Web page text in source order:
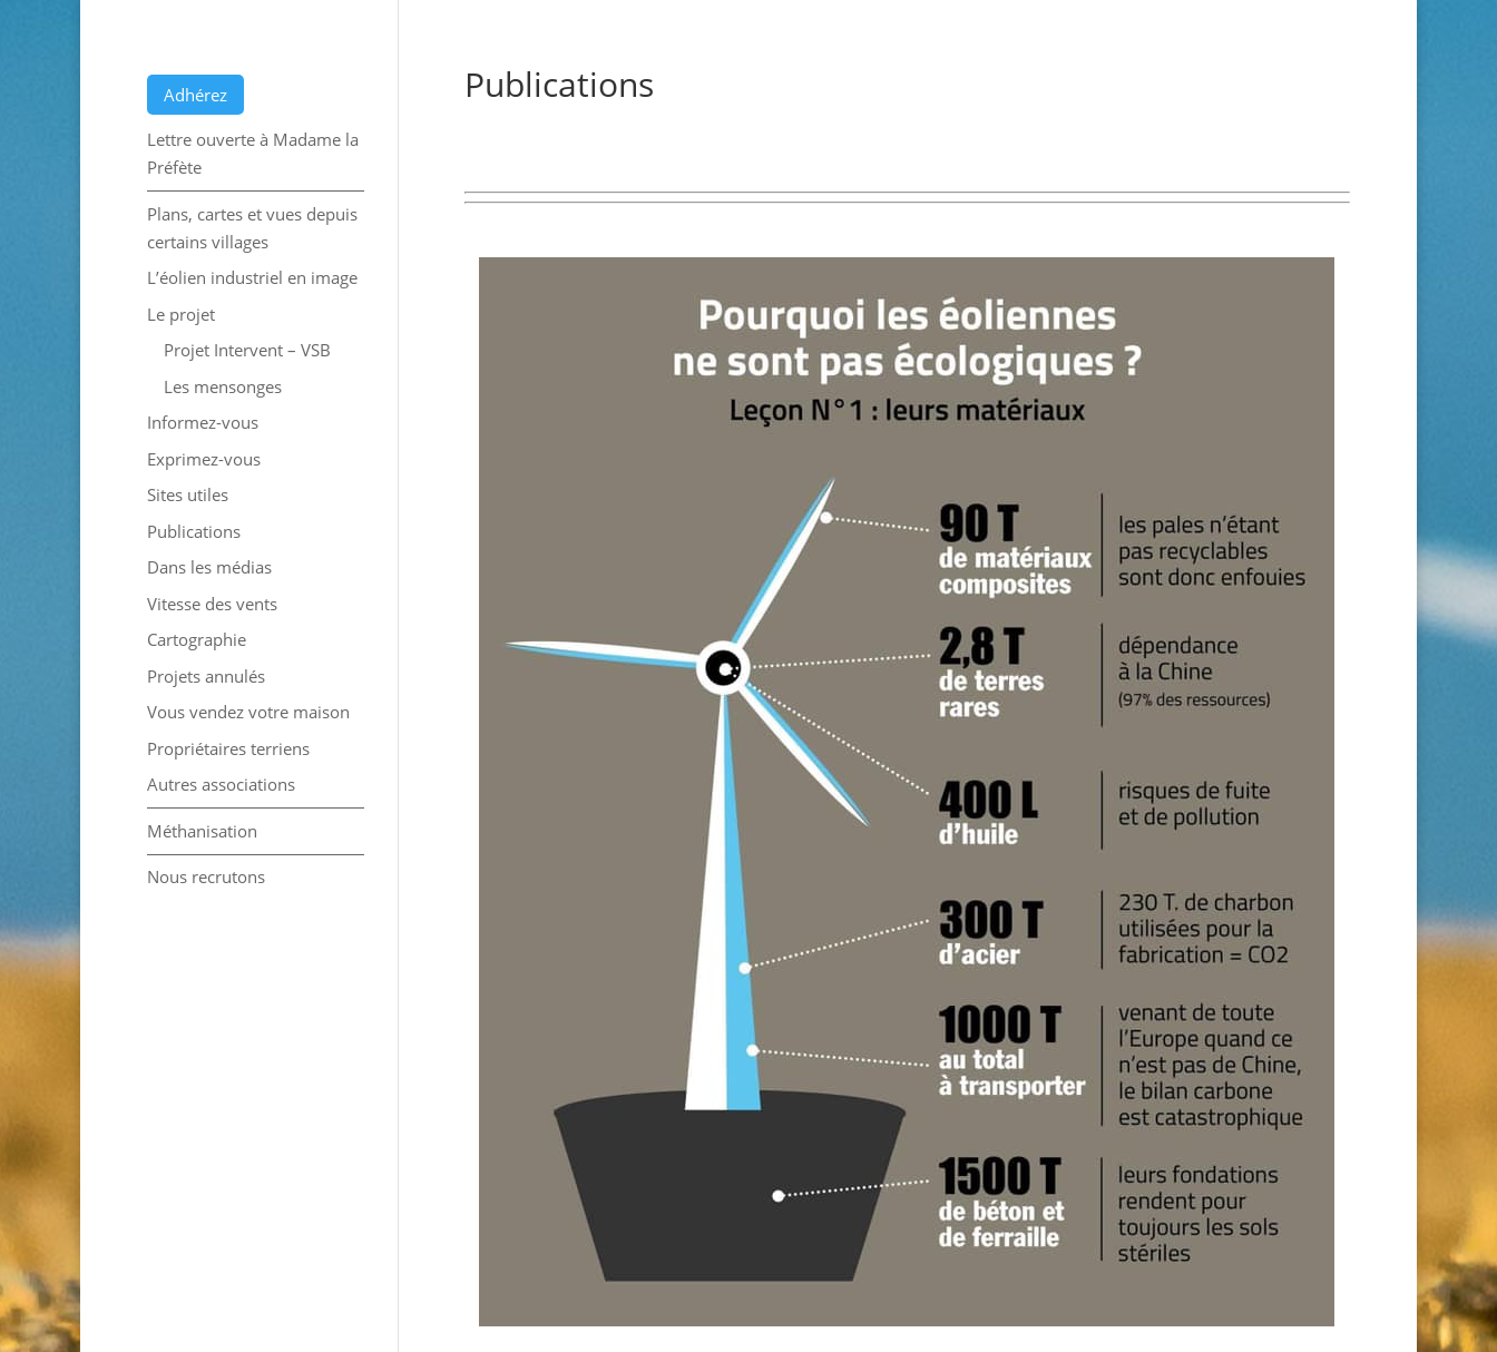
Publications
Adhérez
Lettre ouverte à Madame la
Préfète
Plans, cartes et vues depuis
certains villages
L’éolien industriel en image
Le projet
Projet Intervent – VSB
Les mensonges
Informez-vous
Exprimez-vous
Sites utiles
Publications
Dans les médias
Vitesse des vents
Cartographie
Projets annulés
Vous vendez votre maison
Propriétaires terriens
Autres associations
Méthanisation
Nous recrutons